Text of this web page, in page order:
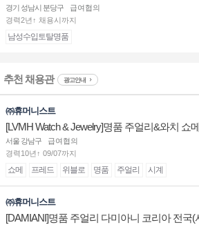
경기 성남시 분당구
급여협의
경력2년↑ 채용시까지
남성수입토탈명품
추천 채용관 광고안내
㈜휴머니스트
[LVMH Watch & Jewelry]명품 주얼리&와치 쇼
장/부점장/판매사원 채용
서울 강남구
급여협의
경력10년↑ 09/07까지
쇼메 프레드 위블로 명품 주얼리 시계
㈜휴머니스트
[DAMIANI]명품 주얼리 다미아니 코리아 전국